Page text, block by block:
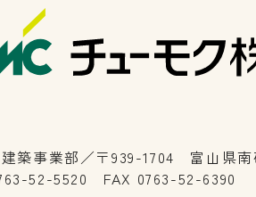
築事業部／〒939-1704 富山県南
52-5520 FAX 0763-52-6390